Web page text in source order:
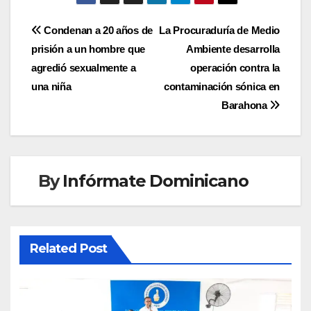
Navegación
de
entradas
La Procuraduría de Medio
Ambiente desarrolla
operación contra la
contaminación sónica en
Barahona
Condenan a 20 años de
prisión a un hombre que
agredió sexualmente a
una niña
ByInfórmate Dominicano
Related Post